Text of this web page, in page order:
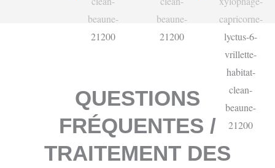
QUESTIONS
FRÉQUENTES /
TRAITEMENT DES